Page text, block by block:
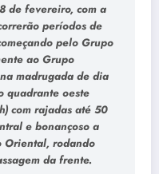
de fevereiro, com a
períodos de
pelo Grupo
ao Grupo
madrugada de dia
quadrante oeste
com rajadas até 50
e bonançoso a
Oriental, rodando
da frente.